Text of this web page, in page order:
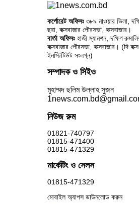
কর্পোরেট অফিসঃ ৩৮৯ নাওয়ার ভিলা,
ছরা, কক্সবাজার পৌরসভা, কক্সবাজার।
বার্তা অফিসঃহাজী ম্যানশন, দক্ষিণ
কক্সবাজার পৌরসভা, কক্সবাজার। (দি কক্স
ইনস্টিটিউট সংলগ্ন)
সম্পাদক ও সিইও
মুহাম্মদ ছলিম উল্লাহ সুজন
নিউজ রুম
01821-740797
01815-471400
01815-471329
মার্কেটিং ও সেলস
01815-471329
মোবাইল অ্যাপস ডাউনলোড করুন